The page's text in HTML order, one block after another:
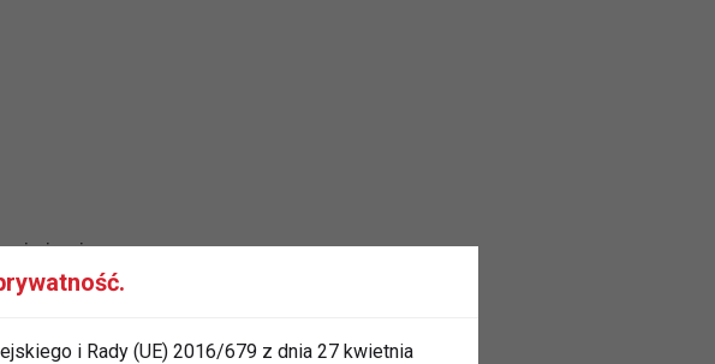
się nie
przez 20
aż
i Rady (UE) 2016/679 z dnia 27 kwietnia